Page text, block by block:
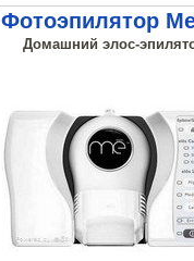
Фотоэпилятор
Домашний элос-